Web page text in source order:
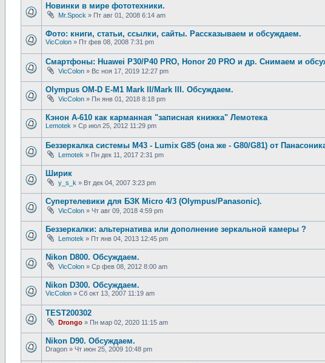
Новинки в мире фототехники.
Mr.Spock » Пт авг 01, 2008 6:14 am
Фото: книги, статьи, ссылки, сайты. Рассказываем и обсуждаем.
VicColon » Пт фев 08, 2008 7:31 pm
Смартфоны: Huawei P30/P40 PRO, Honor 20 PRO и др. Снимаем и
VicColon » Вс ноя 17, 2019 12:27 pm
Olympus OM-D E-M1 Mark II/Mark III. Обсуждаем.
VicColon » Пн янв 01, 2018 8:18 pm
Кэнон А-610 как карманная "записная книжка" Лемотека
Lemotek » Ср июл 25, 2012 11:29 pm
Беззеркалка системы М43 - Lumix G85 (она же - G80/G81) от
Lemotek » Пн дек 11, 2017 2:31 pm
Ширик
y_s_k » Вт дек 04, 2007 3:23 pm
Супертелевики для БЗК Micro 4/3 (Olympus/Panasonic).
VicColon » Чт авг 09, 2018 4:59 pm
Беззеркалки: альтернатива или дополнение зеркальной камеры ?
Lemotek » Пт янв 04, 2013 12:45 pm
Nikon D800. Обсуждаем.
VicColon » Ср фев 08, 2012 8:00 am
Nikon D300. Обсуждаем.
VicColon » Сб окт 13, 2007 11:19 am
TEST200302
Drongo » Пн мар 02, 2020 11:15 am
Nikon D90. Обсуждаем.
Dragon » Чт июн 25, 2009 10:48 pm